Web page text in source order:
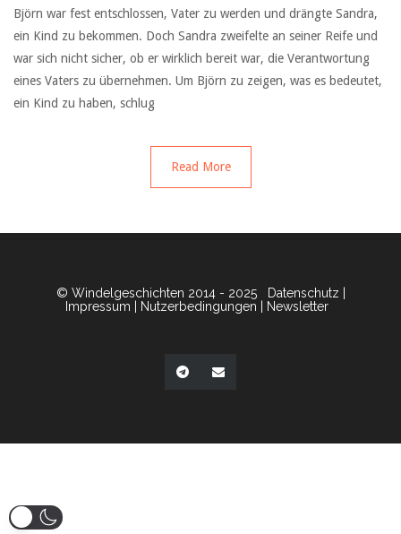
Björn war fest entschlossen, Vater zu werden und drängte Sandra,
ein Kind zu bekommen. Doch Sandra zweifelte an seiner Reife und
war sich nicht sicher, ob er wirklich bereit war, die Verantwortung
eines Vaters zu übernehmen. Um Björn zu zeigen, was es bedeutet,
ein Kind zu haben, schlug
Read More
© Windelgeschichten 2014 - 2025 Datenschutz
Impressum
Nutzerbedingungen Newsletter